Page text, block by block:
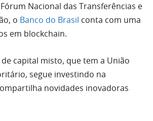
Nacional das Transferências e
o Banco do Brasil conta com uma
em blockchain.
capital misto, que tem a União
segue investindo na
novidades inovadoras